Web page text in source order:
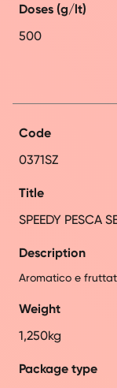
Doses (g/lt)
500
Code
0371SZ
Title
SPEEDY PESCA
Description
Aromatico e
Weight
1,250kg
Package type